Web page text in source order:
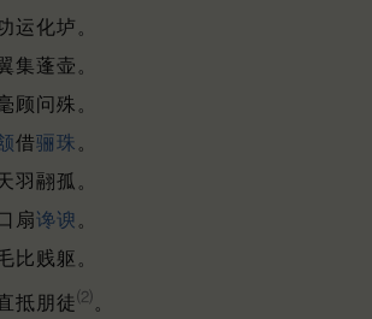
运化垆。
集蓬壶。
顾问殊。
借骊珠 。
羽翮孤。
扇谗谀 。
比贱躯。
抵朋徒⑵ 。